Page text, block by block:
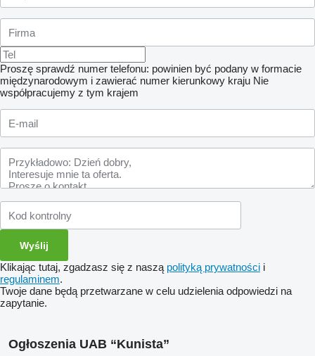
Proszę sprawdź numer telefonu: powinien być podany w formacie
międzynarodowym i zawierać numer kierunkowy kraju Nie
współpracujemy z tym krajem
Klikając tutaj, zgadzasz się z naszą polityką prywatności i
regulaminem.
Twoje dane będą przetwarzane w celu udzielenia odpowiedzi na
zapytanie.
Ogłoszenia UAB “Kunista”